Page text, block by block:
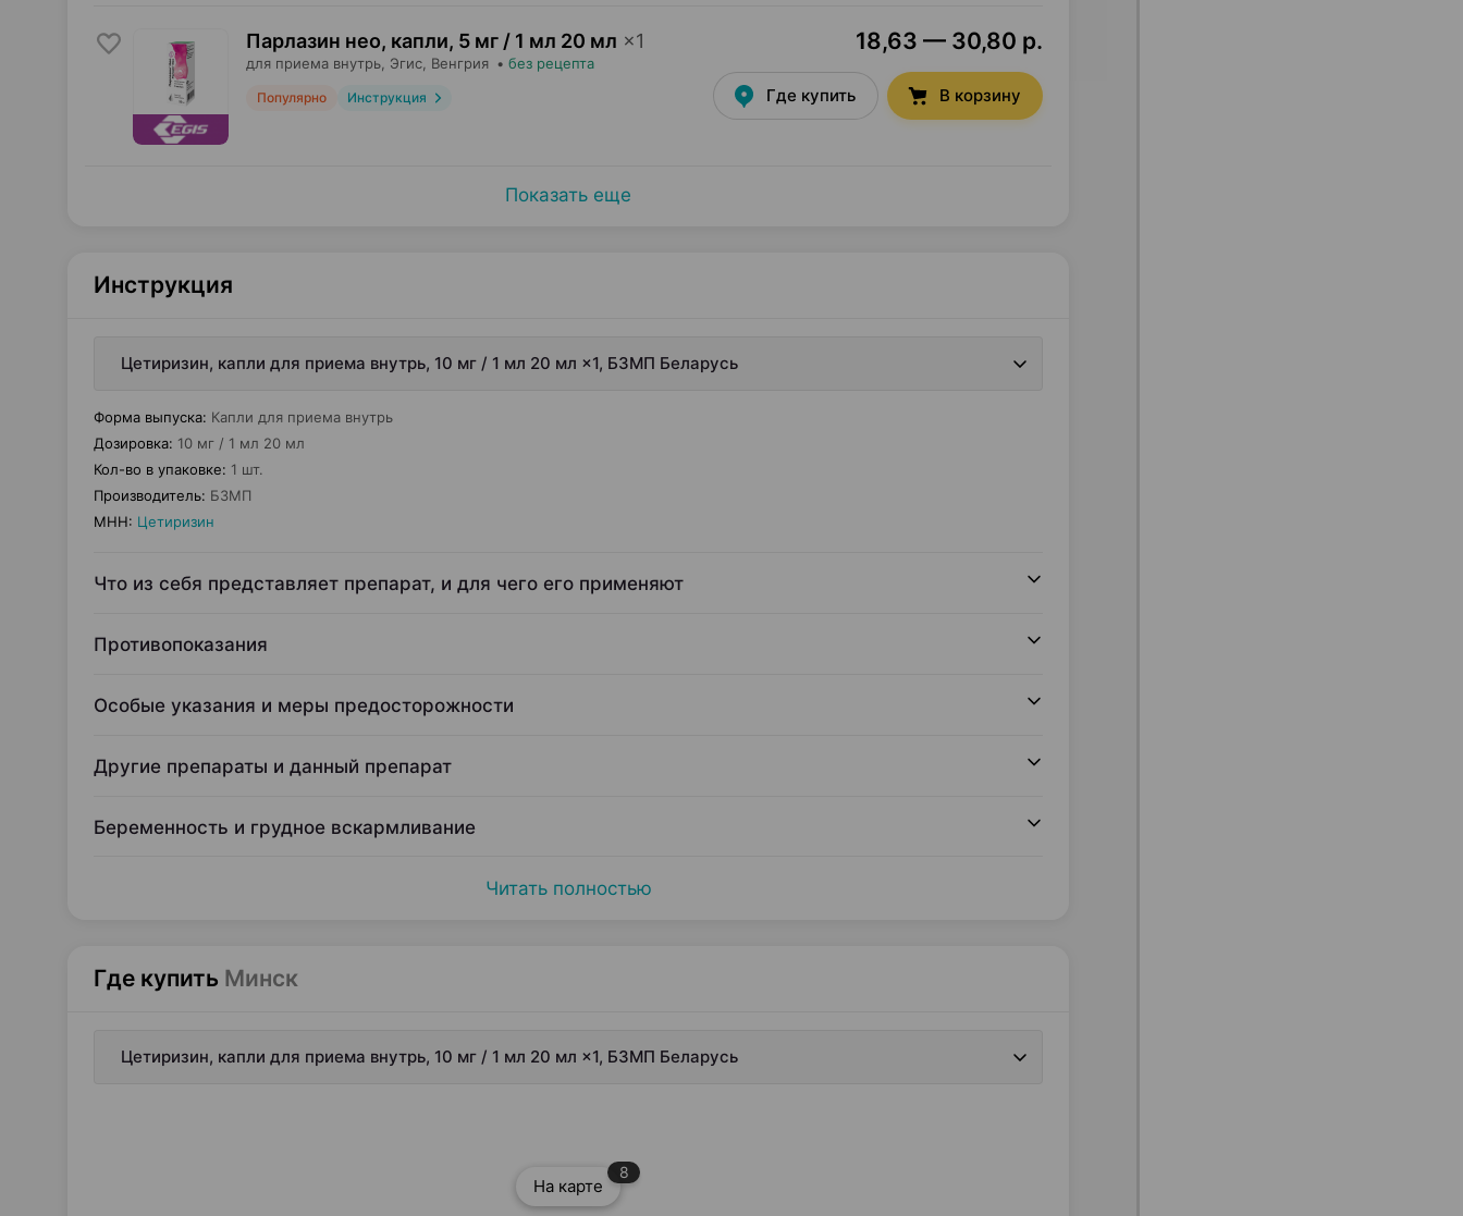
Парлазин нео, капли, 5 мг / 1 мл 20 мл ×1
для приема внутрь, Эгис , Венгрия • без рецепта
Популярно Инструкция
18,63 — 30,80 р.
Где купить В корзину
Показать еще
Инструкция
Цетиризин, капли для приема внутрь, 10 мг / 1 мл 20 мл ×1, БЗМП Беларусь
Форма выпуска: Капли для приема внутрь
Дозировка: 10 мг / 1 мл 20 мл
Кол-во в упаковке: 1 шт.
Производитель: БЗМП
МНН: Цетиризин
Что из себя представляет препарат, и для чего его применяют
Противопоказания
Особые указания и меры предосторожности
Другие препараты и данный препарат
Беременность и грудное вскармливание
Читать полностью
Где купить Минск
Цетиризин, капли для приема внутрь, 10 мг / 1 мл 20 мл ×1, БЗМП Беларусь
На карте
8